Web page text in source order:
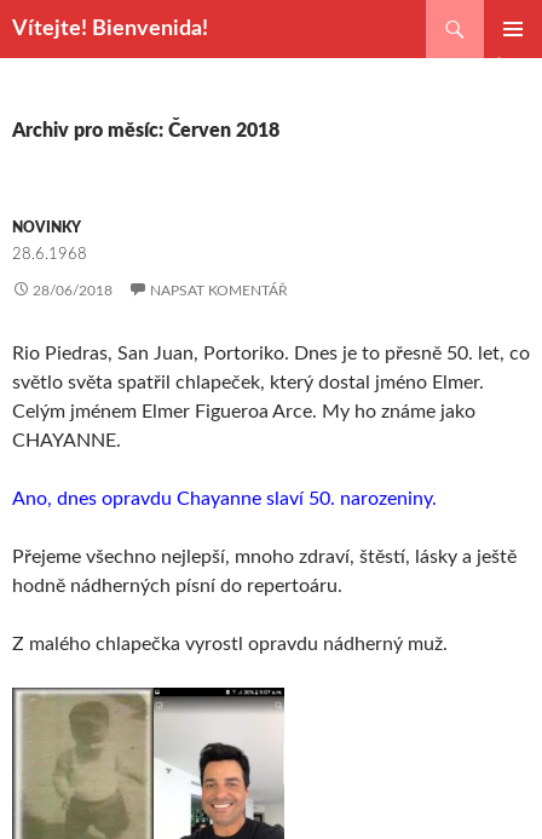
Vítejte! Bienvenida!
WEBU
Archiv pro měsíc: Červen 2018
NOVINKY
28.6.1968
28/06/2018 NAPSAT KOMENTÁŘ
Rio Piedras, San Juan, Portoriko. Dnes je to přesně 50. let, co
světlo světa spatřil chlapeček, který dostal jméno Elmer.
Celým jménem Elmer Figueroa Arce. My ho známe jako
CHAYANNE.
Ano, dnes opravdu Chayanne slaví 50. narozeniny.
Přejeme všechno nejlepší, mnoho zdraví, štěstí, lásky a ještě
hodně nádherných písní do repertoáru.
Z malého chlapečka vyrostl opravdu nádherný muž.